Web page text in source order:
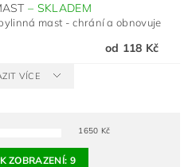
– SKLADEM
mast - chrání a obnovuje
od 118 Kč
VÍCE
1650 Kč
ZOBRAZENÍ: 9